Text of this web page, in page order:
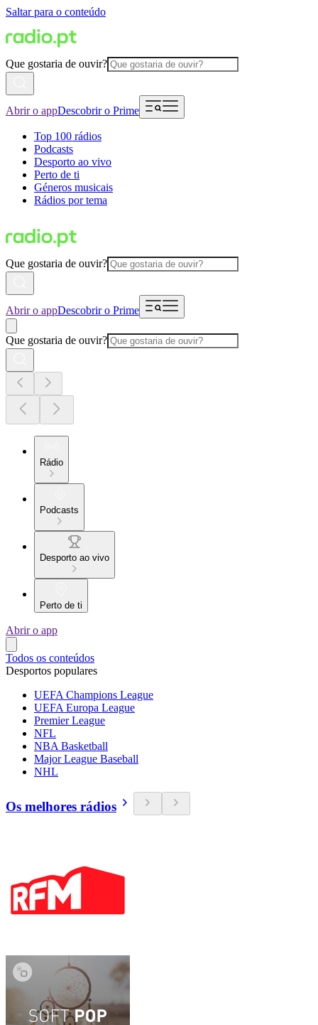
Saltar para o conteúdo
Que gostaria de ouvir?
Abrir o appDescobrir o Prime
Top 100 rádios
Podcasts
Desporto ao vivo
Perto de ti
Géneros musicais
Rádios por tema
Que gostaria de ouvir?
Abrir o appDescobrir o Prime
Que gostaria de ouvir?
Rádio
Podcasts
Desporto ao vivo
Perto de ti
Abrir o app
Todos os conteúdos
Desportos populares
UEFA Champions League
UEFA Europa League
Premier League
NFL
NBA Basketball
Major League Baseball
NHL
Os melhores rádios